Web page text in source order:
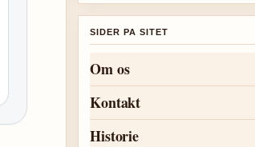
SIDER PA SITET
Om os
Kontakt
Historie